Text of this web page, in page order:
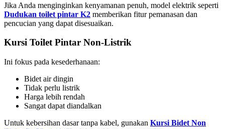
Jika Anda menginginkan kenyamanan penuh, model elektrik seperti
Dudukan toilet pintar K2 memberikan fitur pemanasan dan
pencucian yang dapat disesuaikan.
Kursi Toilet Pintar Non-Listrik
Ini fokus pada kesederhanaan:
Bidet air dingin
Tidak perlu listrik
Harga lebih rendah
Sangat dapat diandalkan
Untuk kebersihan dasar tanpa kabel, gunakan Kursi Bidet Non